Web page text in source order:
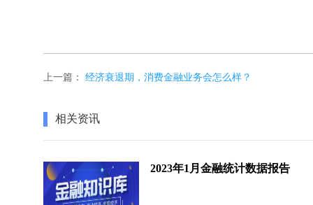
上一篇： 经济衰退期，消费金融业务会怎么样？
相关资讯
2023年1月金融统计数据报告